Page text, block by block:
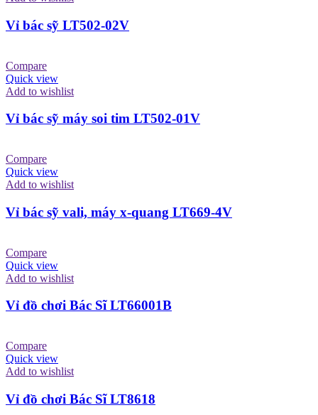
Vỉ bác sỹ LT502-02V
Compare
Quick view
Add to wishlist
Vỉ bác sỹ máy soi tim LT502-01V
Compare
Quick view
Add to wishlist
Vỉ bác sỹ vali, máy x-quang LT669-4V
Compare
Quick view
Add to wishlist
Vỉ đồ chơi Bác Sĩ LT66001B
Compare
Quick view
Add to wishlist
Vỉ đồ chơi Bác Sĩ LT8618